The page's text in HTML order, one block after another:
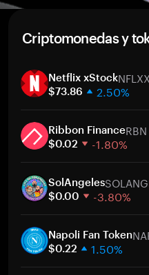
Criptomonedas y
Netflix xStockNFLXX
$73.86 2.50%
30 días
Capitalización de mercado
Ribbon FinanceRBN
$0.02 -1.80%
30 días
Capitalización de mercado
SolAngeles
$0.00 -3.80%
30 días
Capitalización de mercado
Napoli Fan Token
$0.22 1.50%